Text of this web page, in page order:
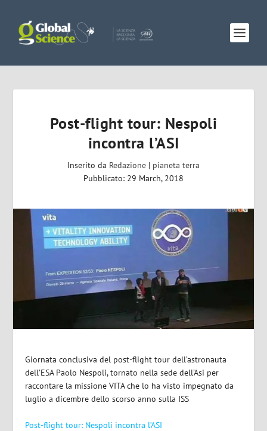
Post-flight tour: Nespoli
incontra l’ASI
Inserito da Redazione | pianeta terra
Pubblicato: 29 March, 2018
Giornata conclusiva del post-flight tour dell’astronauta
dell’ESA Paolo Nespoli, tornato nella sede dell’Asi per
raccontare la missione VITA che lo ha visto impegnato da
luglio a dicembre dello scorso anno sulla ISS
Post-flight tour: Nespoli incontra l’ASI